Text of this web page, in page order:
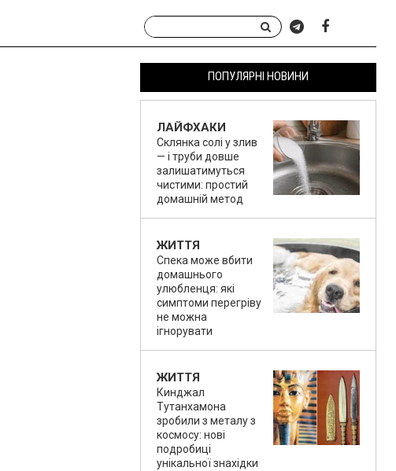
ПОПУЛЯРНІ НОВИНИ
ЛАЙФХАКИ
Склянка солі у злив
— і труби довше
залишатимуться
чистими: простий
домашній метод
ЖИТТЯ
Спека може вбити
домашнього
улюбленця: які
симптоми перегріву
не можна
ігнорувати
ЖИТТЯ
Кинджал
Тутанхамона
зробили з металу з
космосу: нові
подробиці
унікальної знахідки